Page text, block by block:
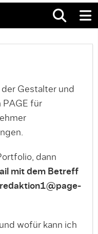
Gestalter und
PAGE für
dann
mit dem Betreff
wofür kann ich